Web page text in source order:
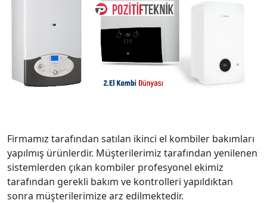
Firmamız tarafından satılan ikinci el kombiler bakımları
yapılmış ürünlerdir. Müşterilerimiz tarafından yenilenen
sistemlerden çıkan kombiler profesyonel ekimiz
tarafından gerekli bakım ve kontrolleri yapıldıktan
sonra müşterilerimize arz edilmektedir.